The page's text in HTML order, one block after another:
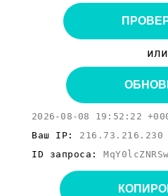
или
2026-08-08 19:52:22
Ваш IP: 216.73.216.230
ID запроса: